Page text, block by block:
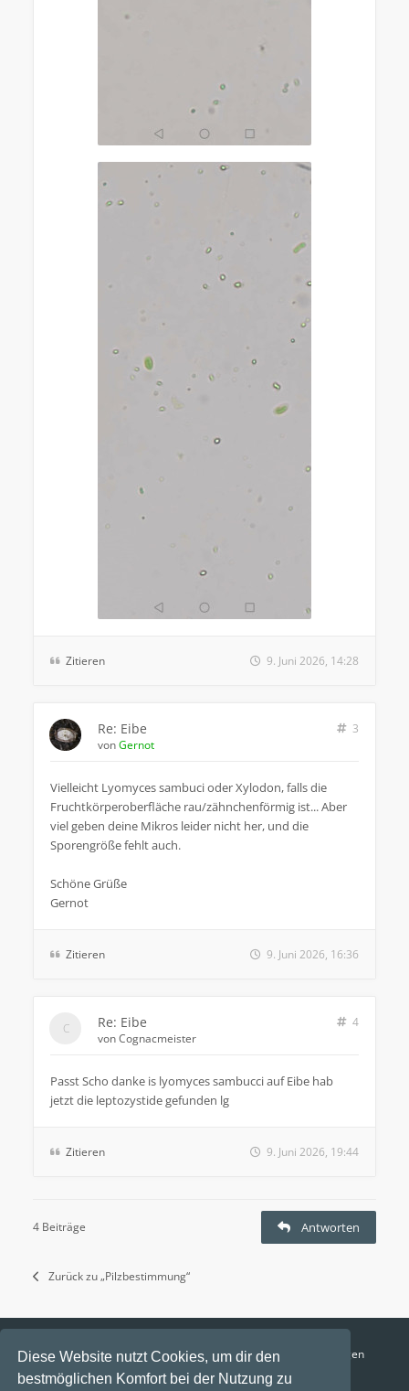
Diese Website nutzt Cookies, um dir den
bestmöglichen Komfort bei der Nutzung zu
Zitieren 9. Juni 2026, 14:28
Re: Eibe
3
vonGernot
Vielleicht Lyomyces sambuci oder Xylodon, falls die
Fruchtkörperoberfläche rau/zähnchenförmig ist... Aber
viel geben deine Mikros leider nicht her, und die
Sporengröße fehlt auch.
Schöne Grüße
Gernot
Zitieren 9. Juni 2026, 16:36
Re: Eibe
4
vonCognacmeister
Passt Scho danke is lyomyces sambucci auf Eibe hab
jetzt die leptozystide gefunden lg
Zitieren 9. Juni 2026, 19:44
4 Beiträge Antworten
Zurück zu „Pilzbestimmung“
Funga Austria FAQ Datenschutz
Nutzungsbedingungen
Alle Zeiten sind UTC+02:00